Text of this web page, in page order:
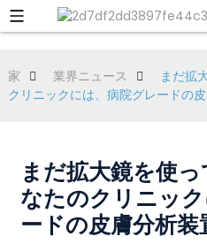
家 業界ニュース
まだ拡
クリニックには、病院グレードの
まだ拡大鏡を使
なたのクリニッ
ードの皮膚分析